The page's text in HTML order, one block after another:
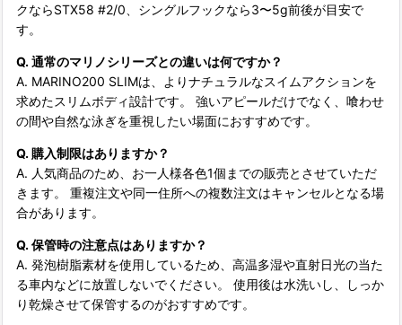
クならSTX58 #2/0、シングルフックなら3〜5g前後が目安で
す。
Q. 通常のマリノシリーズとの違いは何ですか？
A. MARINO200 SLIMは、よりナチュラルなスイムアクションを
求めたスリムボディ設計です。 強いアピールだけでなく、喰わせ
の間や自然な泳ぎを重視したい場面におすすめです。
Q. 購入制限はありますか？
A. 人気商品のため、お一人様各色1個までの販売とさせていただ
きます。 重複注文や同一住所への複数注文はキャンセルとなる場
合があります。
Q. 保管時の注意点はありますか？
A. 発泡樹脂素材を使用しているため、高温多湿や直射日光の当た
る車内などに放置しないでください。 使用後は水洗いし、しっか
り乾燥させて保管するのがおすすめです。